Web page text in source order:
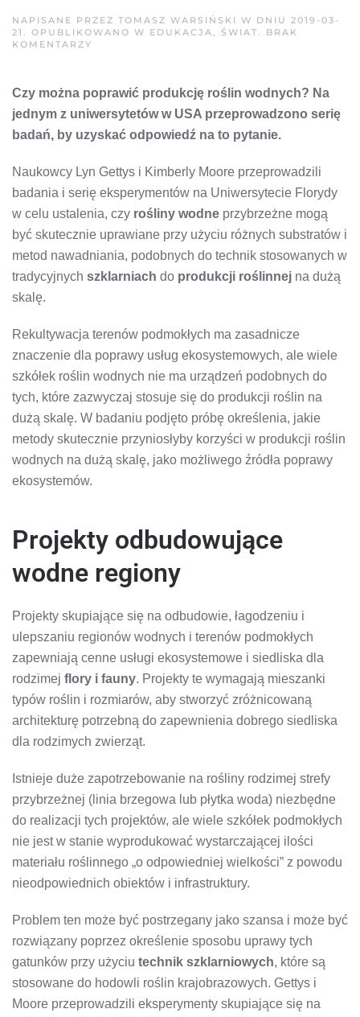
NAPISANE PRZEZ TOMASZ WARSIŃSKI W DNIU 2019-03-
21 . OPUBLIKOWANO W EDUKACJA, ŚWIAT. BRAK
KOMENTARZY
PRODUKCJĘ
WODNYCH?
Czy można poprawić produkcję roślin wodnych? Na
jednym z uniwersytetów w USA przeprowadzono serię
badań, by uzyskać odpowiedź na to pytanie.
Naukowcy Lyn Gettys i Kimberly Moore przeprowadzili
badania i serię eksperymentów na Uniwersytecie Florydy
w celu ustalenia, czy rośliny wodne przybrzeżne mogą
być skutecznie uprawiane przy użyciu różnych substratów i
metod nawadniania, podobnych do technik stosowanych w
tradycyjnych szklarniach do produkcji roślinnej na dużą
skalę.
Rekultywacja terenów podmokłych ma zasadnicze
znaczenie dla poprawy usług ekosystemowych, ale wiele
szkółek roślin wodnych nie ma urządzeń podobnych do
tych, które zazwyczaj stosuje się do produkcji roślin na
dużą skalę. W badaniu podjęto próbę określenia, jakie
metody skutecznie przyniosłyby korzyści w produkcji roślin
wodnych na dużą skalę, jako możliwego źródła poprawy
ekosystemów.
Projekty odbudowujące
wodne regiony
Projekty skupiające się na odbudowie, łagodzeniu i
ulepszaniu regionów wodnych i terenów podmokłych
zapewniają cenne usługi ekosystemowe i siedliska dla
rodzimej flory i fauny. Projekty te wymagają mieszanki
typów roślin i rozmiarów, aby stworzyć zróżnicowaną
architekturę potrzebną do zapewnienia dobrego siedliska
dla rodzimych zwierząt.
Istnieje duże zapotrzebowanie na rośliny rodzimej strefy
przybrzeżnej (linia brzegowa lub płytka woda) niezbędne
do realizacji tych projektów, ale wiele szkółek podmokłych
nie jest w stanie wyprodukować wystarczającej ilości
materiału roślinnego „o odpowiedniej wielkości” z powodu
nieodpowiednich obiektów i infrastruktury.
Problem ten może być postrzegany jako szansa i może być
rozwiązany poprzez określenie sposobu uprawy tych
gatunków przy użyciu technik szklarniowych, które są
stosowane do hodowli roślin krajobrazowych. Gettys i
Moore przeprowadzili eksperymenty skupiające się na